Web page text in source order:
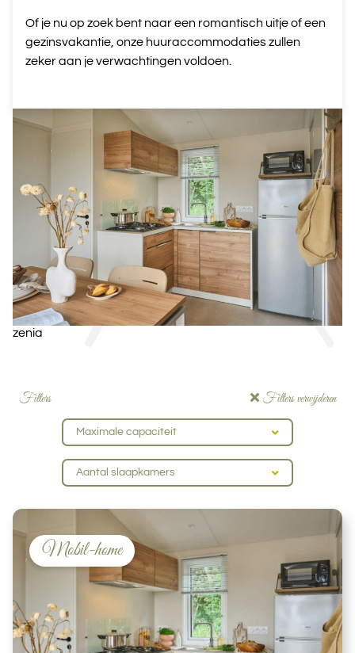
zenia
Of je nu op zoek bent naar een romantisch uitje of een
gezinsvakantie, onze huuraccommodaties zullen
zeker aan je verwachtingen voldoen.
Filters Filters verwijderen
Maximale capaciteit
Aantal slaapkamers
Mobil-home